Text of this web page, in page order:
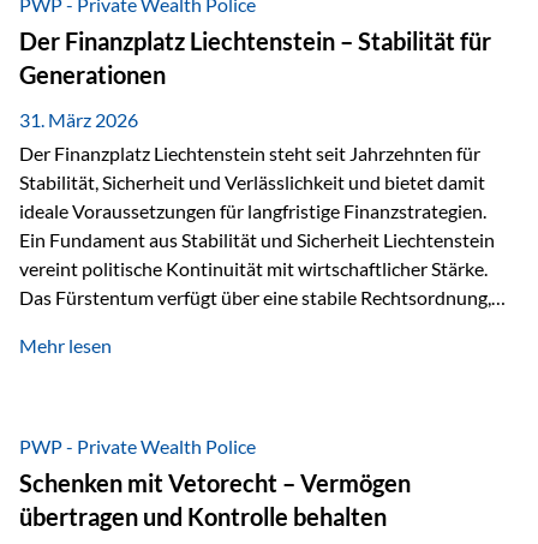
heißt das:Diese Gelder gehören im Konkursfall nicht zur
allgemeinen Konkursmasse, sondern werden ausschließlich
zur Erfüllung…
Der Finanzplatz Liechtenstein – Stabilität für
Generationen
31. März 2026
Der Finanzplatz Liechtenstein steht seit Jahrzehnten für
Stabilität, Sicherheit und Verlässlichkeit und bietet damit
ideale Voraussetzungen für langfristige Finanzstrategien.
Ein Fundament aus Stabilität und Sicherheit Liechtenstein
vereint politische Kontinuität mit wirtschaftlicher Stärke.
Das Fürstentum verfügt über eine stabile Rechtsordnung,
monarchischen Elementen basiert. Diese Struktur schafft
und Unternehmen. Ein wesentliches Merkmal ist die
Staatsfinanzierung: Liechtenstein weist keine
Staatsschulden auf, und der Schutz der wirtschaftlichen
Interessen der Bevölkerung ist in der Verfassung verankert.
Mehr lesen
PWP - Private Wealth Police
Schenken mit Vetorecht – Vermögen
übertragen und Kontrolle behalten